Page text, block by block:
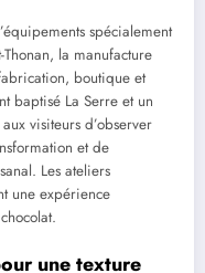
spécialement
la manufacture
boutique et
baptisé La Serre et un
visiteurs d’observer
et de
Les ateliers
une expérience
une texture